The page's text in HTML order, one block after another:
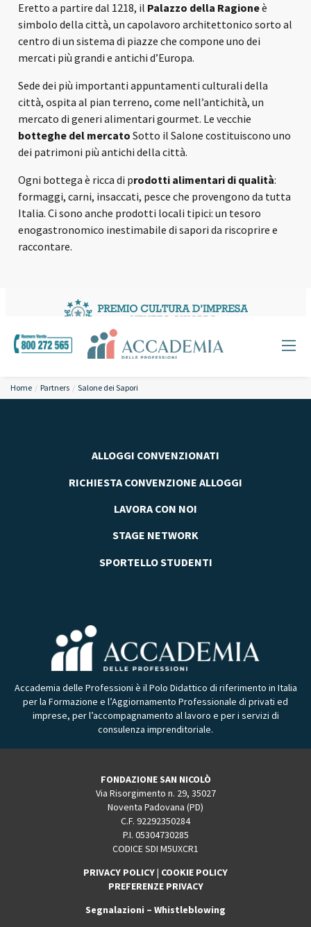
Home Partners Salone dei Sapori
Eretto a partire dal 1218, il Palazzo della Ragioneè
simbolo della città, un capolavoro architettonico sorto al
centro di un sistema di piazze che compone uno dei
mercati più grandi e antichi d’Europa.
Sede dei più importanti appuntamenti culturali della
città, ospita al pian terreno, come nell’antichità, un
mercato di generi alimentari gourmet. Le vecchie
botteghe del mercato Sotto il Salone costituiscono uno
dei patrimoni più antichi della città.
Ogni bottega è ricca di prodotti alimentari di qualità:
formaggi, carni, insaccati, pesce che provengono da tutta
Italia. Ci sono anche prodotti locali tipici: un tesoro
enogastronomico inestimabile di sapori da riscoprire e
raccontare.
ALLOGGI CONVENZIONATI
RICHIESTA CONVENZIONE ALLOGGI
LAVORA CON NOI
STAGE NETWORK
SPORTELLO STUDENTI
Accademia delle Professioni è il Polo Didattico di riferimento in Italia
per la Formazione e l’Aggiornamento Professionale di privati ed
imprese, per l’accompagnamento al lavoro e per i servizi di
consulenza imprenditoriale.
FONDAZIONE SAN NICOLÒ
Via Risorgimento n. 29, 35027
Noventa Padovana (PD)
C.F. 92292350284
P.I. 05304730285
CODICE SDI M5UXCR1
PRIVACY POLICY| COOKIE POLICY
PREFERENZE PRIVACY
Segnalazioni – Whistleblowing